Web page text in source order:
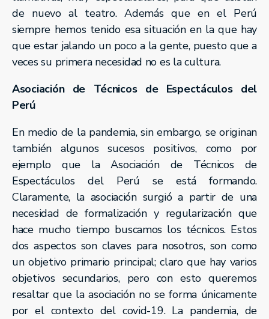
de nuevo al teatro. Además que en el Perú
siempre hemos tenido esa situación en la que hay
que estar jalando un poco a la gente, puesto que a
veces su primera necesidad no es la cultura.
Asociación de Técnicos de Espectáculos del
Perú
En medio de la pandemia, sin embargo, se originan
también algunos sucesos positivos, como por
ejemplo que la Asociación de Técnicos de
Espectáculos del Perú se está formando.
Claramente, la asociación surgió a partir de una
necesidad de formalización y regularización que
hace mucho tiempo buscamos los técnicos. Estos
dos aspectos son claves para nosotros, son como
un objetivo primario principal; claro que hay varios
objetivos secundarios, pero con esto queremos
resaltar que la asociación no se forma únicamente
por el contexto del covid-19. La pandemia, de